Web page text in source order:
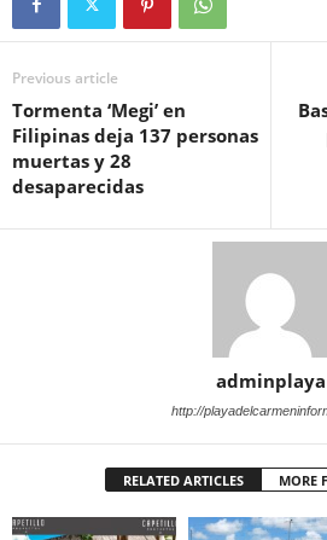
Previous article
Tormenta ‘Megi’ en
Filipinas deja 137 personas
muertas y 28
desaparecidas
adminplaya
http://
RELATED ARTICLES MORE